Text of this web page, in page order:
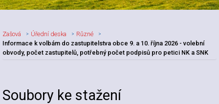
Zašová Úřední deska
Různé
Informace k volbám do zastupitelstva obce 9. a 10. října 2026 - volební
obvody, počet zastupitelů, potřebný počet podpisů pro petici NK a SNK
Nadpis článku
Soubory ke stažení